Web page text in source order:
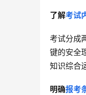
了解考试
考试分成
键的安全
知识综合
明确报考